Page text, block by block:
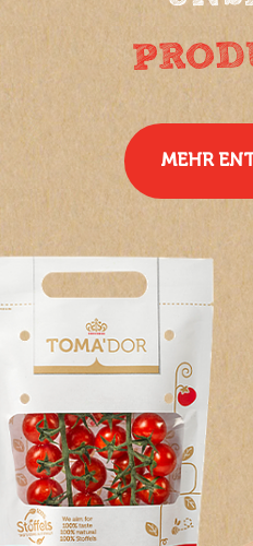
MEHR